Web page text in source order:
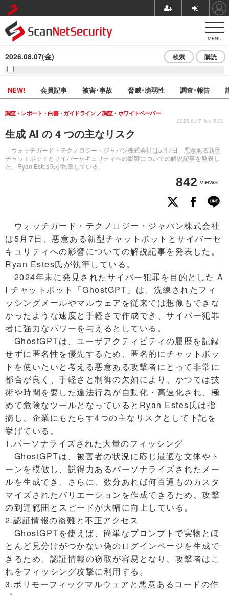
MENU
2026.08.07(金) 検索 購読
NEW! 会員記事 被害･事故 脅威･脆弱性 調査･報告
生成 AI の 4 つの主なリスク
ウォッチガード・テクノロジー・ジャパン株式会社は5月7日、悪意ある新型
チャットボットとサイバーセキュリティへの影響についての解説記事を発表し
た。Ryan Estes氏が執筆している。
調査・レポート・白書・ガイドライン 調査・ホワイトペーパー
842 views
2025.6.17 Tue 8:00
ウォッチガード・テクノロジー・ジャパン株式会社
は5月7日、悪意ある新型チャットボットとサイバーセ
キュリティへの影響についての解説記事を発表した。
Ryan Estes氏が執筆している。
2024年末に発見されたサイバー犯罪を目的とした A
I チャットボット「GhostGPT」は、洗練されたフィ
ッシングメールやマルウェアを従来では想像もできな
かったような速度と手軽さで作成でき、サイバー犯罪
者に強力なパワーを与えるとしている。
GhostGPTは、ユーザアクティビティの履歴を記録
せずに匿名性を優先するため、匿名的にチャットボッ
トを使いたいと考える悪意ある攻撃者にとって非常に
都合が良く、手軽さと制御の欠如により、かつては技
術や時間を要した違法行為が自動化・高速化され、極
めて危険なツールとなっているとRyan Estes氏は指
摘し、企業にもたらす4つの主なリスクとして下記を
挙げている。
1.パーソナライズされた大量のフィッシング
GhostGPTは、被害者の状況に応じ最適な文体やト
ーンを模倣し、説得力あるパーソナライズされたメー
ルを生成でき、さらに、数分あれば何百通ものカスタ
マイズされたバリエーションを作成できるため、攻撃
の到達範囲とスピードが大幅に向上している。
2.認証情報の盗難と不正アクセス
GhostGPTを使えば、簡単なプロンプトで実物とほ
とんど見分けがつかない偽のログインページを生成で
きるため、認証情報の窃取が容易となり、攻撃者はこ
れをフィッシング攻撃に利用する。
3.ポリモーフィックマルウェアと悪意あるコードの作